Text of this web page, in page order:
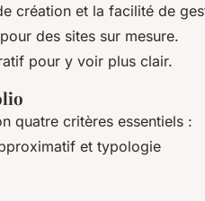
création et la facilité de
des sites sur mesure.
pour y voir plus clair.
quatre critères essentiels :
et typologie